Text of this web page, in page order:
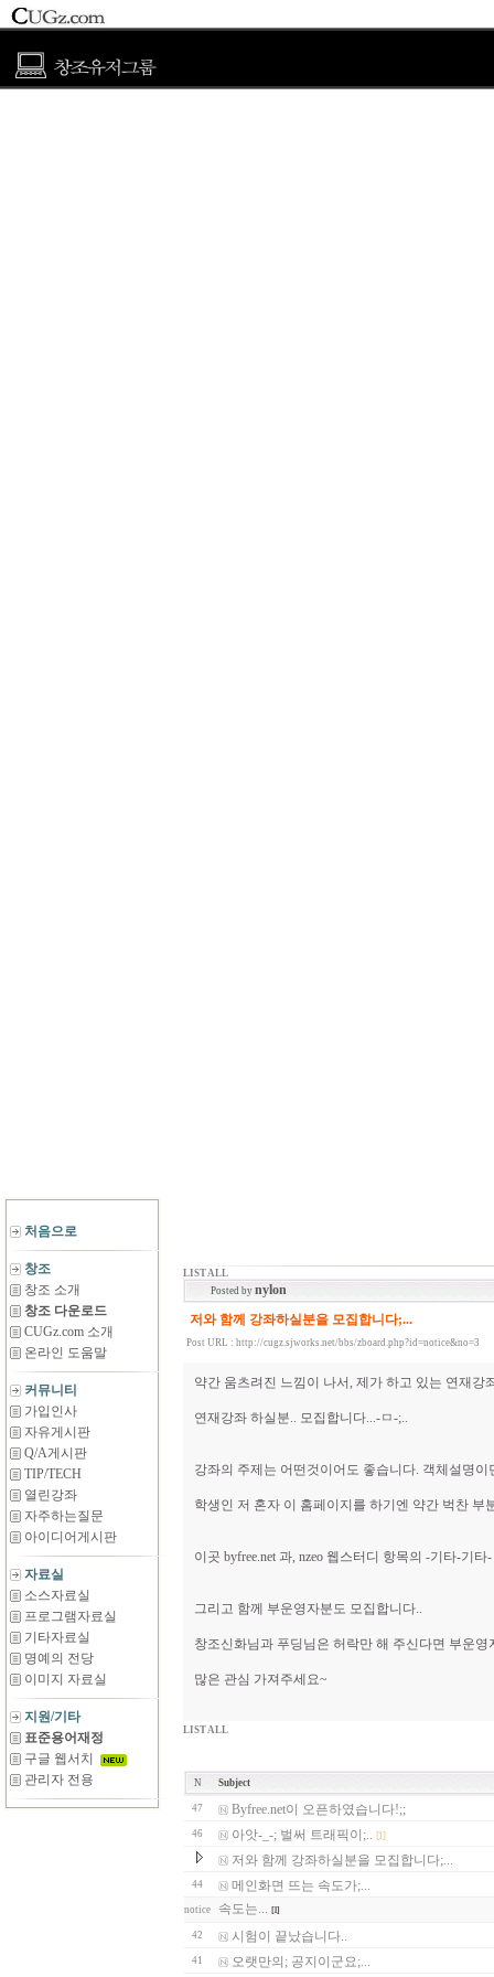
처음으로
창조
창조 소개
창조 다운로드
CUGz.com 소개
온라인 도움말
커뮤니티
가입인사
자유게시판
Q/A게시판
TIP/TECH
열린강좌
자주하는질문
아이디어게시판
자료실
소스자료실
프로그램자료실
기타자료실
명예의 전당
이미지 자료실
지원/기타
표준용어재정
구글 웹서치
관리자 전용
LIST ALL
Posted by nylon
저와 함께 강좌하실분을 모집합니다;...
Post URL : http://cugz.sjworks.net/bbs/zboard.php?id=notice&no=3
약간 움츠려진 느낌이 나서, 제가 하고 있는 연재강
연재강좌 하실분.. 모집합니다...-ㅁ-;..
강좌의 주제는 어떤것이어도 좋습니다. 객체설명
학생인 저 혼자 이 홈페이지를 하기엔 약간 벅찬 부
이곳 byfree.net 과, nzeo 웹스터디 항목의 -기타-기
그리고 함께 부운영자분도 모집합니다..
창조신화님과 푸딩님은 허락만 해 주신다면 부운영
많은 관심 가져주세요~
LIST ALL
N Subject
47 Byfree.net이 오픈하였습니다!;;
46 아앗-_-; 벌써 트래픽이;.. [1]
저와 함께 강좌하실분을 모집합니다;...
44 메인화면 뜨는 속도가;...
notice 속도는... [1]
42 시험이 끝났습니다..
41 오랫만의; 공지이군요;...